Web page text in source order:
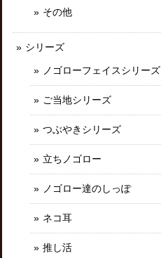
その他
シリーズ
ノゴローフェイスシリーズ
ご当地シリーズ
つぶやきシリーズ
立ちノゴロー
ノゴロー達のしっぽ
ネコ耳
推し活